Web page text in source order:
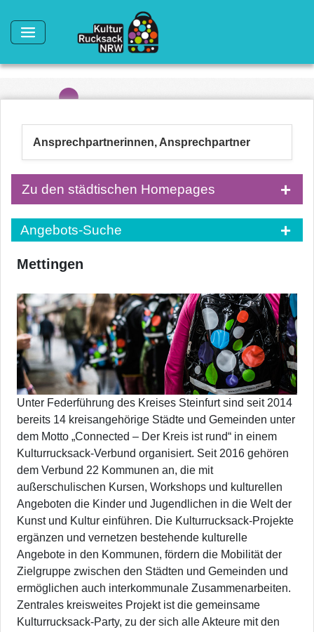
Ansprechpartnerinnen, Ansprechpartner
Zu den städtischen Homepages
Angebots-Suche
Mettingen
Unter Federführung des Kreises Steinfurt sind seit 2014
bereits 14 kreisangehörige Städte und Gemeinden unter
dem Motto „Connected – Der Kreis ist rund“ in einem
Kulturrucksack-Verbund organisiert. Seit 2016 gehören
dem Verbund 22 Kommunen an, die mit
außerschulischen Kursen, Workshops und kulturellen
Angeboten die Kinder und Jugendlichen in die Welt der
Kunst und Kultur einführen. Die Kulturrucksack-Projekte
ergänzen und vernetzen bestehende kulturelle
Angebote in den Kommunen, fördern die Mobilität der
Zielgruppe zwischen den Städten und Gemeinden und
ermöglichen auch interkommunale Zusammenarbeiten.
Zentrales kreisweites Projekt ist die gemeinsame
Kulturrucksack-Party, zu der sich alle Akteure mit den